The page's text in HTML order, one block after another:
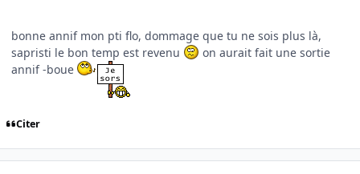
bonne annif mon pti flo, dommage que tu ne sois plus là,
sapristi le bon temp est revenu
on aurait fait une sortie
annif -boue
Citer